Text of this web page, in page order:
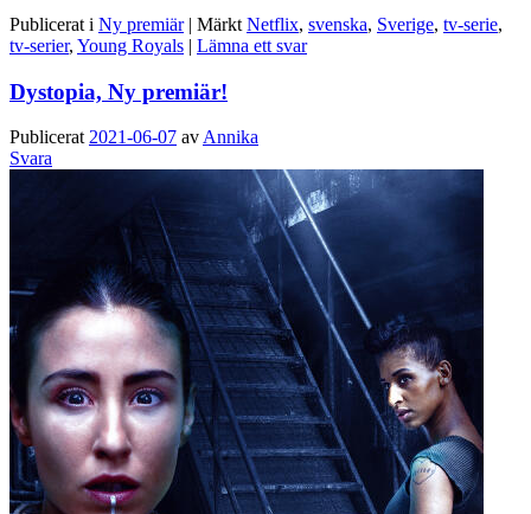
Publicerat i Ny premiär | Märkt Netflix, svenska, Sverige, tv-serie,
tv-serier, Young Royals | Lämna ett svar
Dystopia, Ny premiär!
Publicerat2021-06-07 avAnnika
Svara